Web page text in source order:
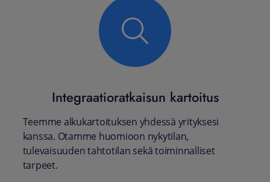
Integraatioratkaisun kartoitus
Teemme alkukartoituksen yhdessä yrityksesi
kanssa. Otamme huomioon nykytilan,
tulevaisuuden tahtotilan sekä toiminnalliset
tarpeet.